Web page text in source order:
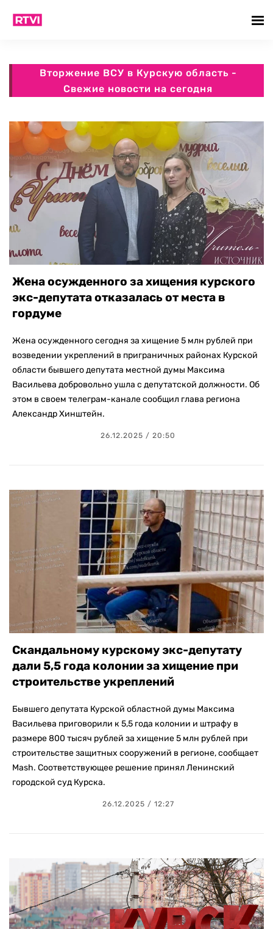
Вторжение ВСУ в Курскую область -
Свежие новости на сегодня
Жена осужденного за хищения курского
экс-депутата отказалась от места в
гордуме
Жена осужденного сегодня за хищение 5 млн рублей при
возведении укреплений в приграничных районах Курской
области бывшего депутата местной думы Максима
Васильева добровольно ушла с депутатской должности. Об
этом в своем телеграм-канале сообщил глава региона
Александр Хинштейн.
26.12.2025 / 20:50
Скандальному курскому экс-депутату
дали 5,5 года колонии за хищение при
строительстве укреплений
Бывшего депутата Курской областной думы Максима
Васильева приговорили к 5,5 года колонии и штрафу в
размере 800 тысяч рублей за хищение 5 млн рублей при
строительстве защитных сооружений в регионе, сообщает
Mash. Соответствующее решение принял Ленинский
городской суд Курска.
26.12.2025 / 12:27